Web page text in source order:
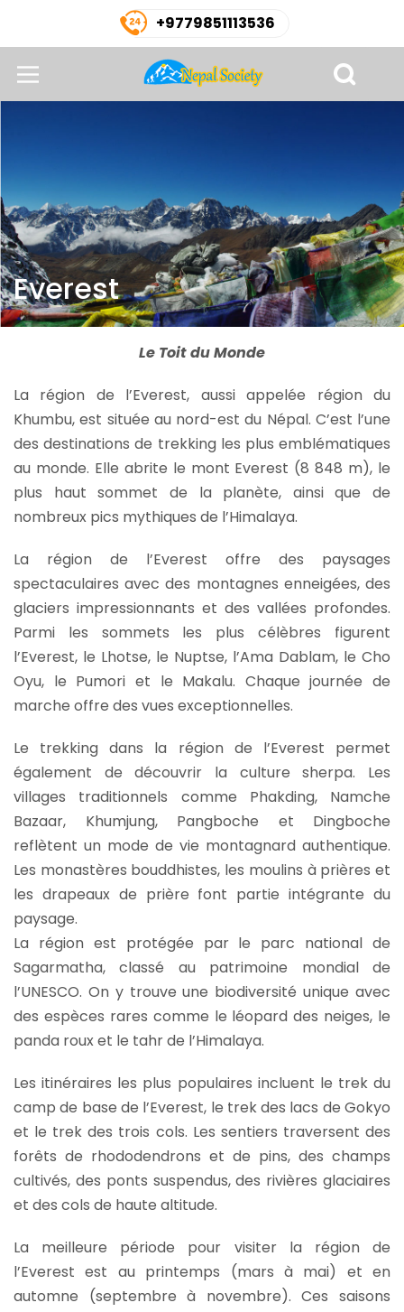
+9779851113536
Everest
Le Toit du Monde
La région de l’Everest, aussi appelée région du
Khumbu, est située au nord-est du Népal. C’est l’une
des destinations de trekking les plus emblématiques
au monde. Elle abrite le mont Everest (8 848 m), le
plus haut sommet de la planète, ainsi que de
nombreux pics mythiques de l’Himalaya.
La région de l’Everest offre des paysages
spectaculaires avec des montagnes enneigées, des
glaciers impressionnants et des vallées profondes.
Parmi les sommets les plus célèbres figurent
l’Everest, le Lhotse, le Nuptse, l’Ama Dablam, le Cho
Oyu, le Pumori et le Makalu. Chaque journée de
marche offre des vues exceptionnelles.
Le trekking dans la région de l’Everest permet
également de découvrir la culture sherpa. Les
villages traditionnels comme Phakding, Namche
Bazaar, Khumjung, Pangboche et Dingboche
reflètent un mode de vie montagnard authentique.
Les monastères bouddhistes, les moulins à prières et
les drapeaux de prière font partie intégrante du
paysage.
La région est protégée par le parc national de
Sagarmatha, classé au patrimoine mondial de
l’UNESCO. On y trouve une biodiversité unique avec
des espèces rares comme le léopard des neiges, le
panda roux et le tahr de l’Himalaya.
Les itinéraires les plus populaires incluent le trek du
camp de base de l’Everest, le trek des lacs de Gokyo
et le trek des trois cols. Les sentiers traversent des
forêts de rhododendrons et de pins, des champs
cultivés, des ponts suspendus, des rivières glaciaires
et des cols de haute altitude.
La meilleure période pour visiter la région de
l’Everest est au printemps (mars à mai) et en
automne (septembre à novembre). Ces saisons